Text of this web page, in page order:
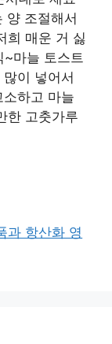
양 조절해서
희 매운 거 싫
마늘 토스트
이 넣어서
하고 마늘
한 고춧가루
과 항산화 영